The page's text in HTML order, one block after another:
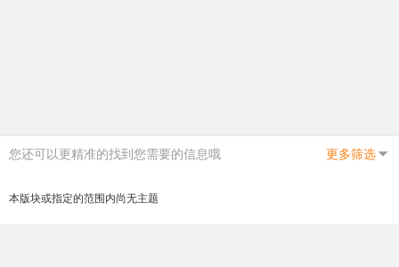
您还可以更精准的找到您需要的信息哦 更多筛选
本版块或指定的范围内尚无主题